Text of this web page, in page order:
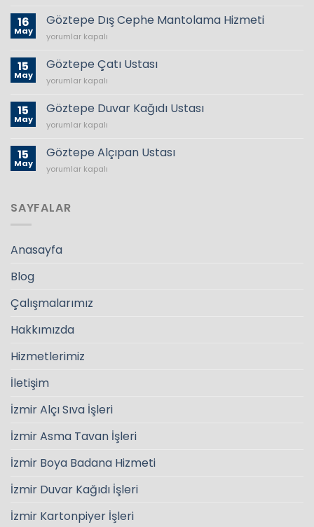
Kartelası
için
Dekorasyon
Firması
–
Teslim
İşleri
16
May
Göztepe Dış Cephe Mantolama Hizmeti
Göztepe
Cephe
Mantolama
Hizmeti
yorumlar kapalı
15
May
Göztepe Çatı Ustası
Göztepe
Ustası
için
yorumlar kapalı
15
May
Göztepe Duvar Kağıdı Ustası
Göztepe
Kağıdı
Ustası
için
yorumlar kapalı
15
May
Göztepe Alçıpan Ustası
Göztepe
için
yorumlar kapalı
SAYFALAR
Anasayfa
Blog
Çalışmalarımız
Hakkımızda
Hizmetlerimiz
İletişim
İzmir Alçı Sıva İşleri
İzmir Asma Tavan İşleri
İzmir Boya Badana Hizmeti
İzmir Duvar Kağıdı İşleri
İzmir Kartonpiyer İşleri